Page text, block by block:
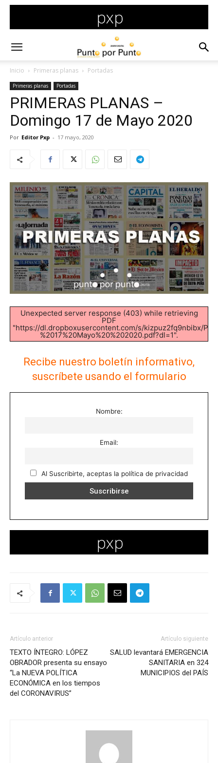
Inicio Primeras planas Portadas
Primeras planas Portadas
PRIMERAS PLANAS –
Domingo 17 de Mayo 2020
Por Editor Pxp - 17 mayo, 2020
Unexpected server response (403) while retrieving
PDF
"https://dl.dropboxusercontent.com/s/kizpuz2fq9nbibx/
%2017%20Mayo%20%202020.pdf?dl=1".
Recibe nuestro boletín informativo,
suscríbete usando el formulario
Nombre:
Email:
Al Suscribirte, aceptas la política de privacidad
Artículo anterior
TEXTO ÍNTEGRO: LÓPEZ
OBRADOR presenta su ensayo
“La NUEVA POLÍTICA
ECONÓMICA en los tiempos
del CORONAVIRUS”
Artículo siguiente
SALUD levantará EMERGENCIA
SANITARIA en 324
MUNICIPIOS del PAÍS